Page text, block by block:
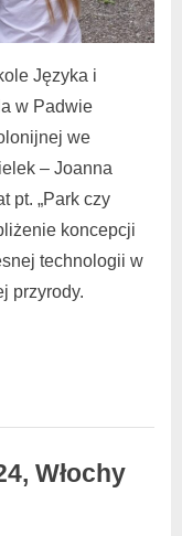
Języka i
w Padwie
we
– Joanna
pt. „Park czy
koncepcji
technologii w
przyrody.
Włochy